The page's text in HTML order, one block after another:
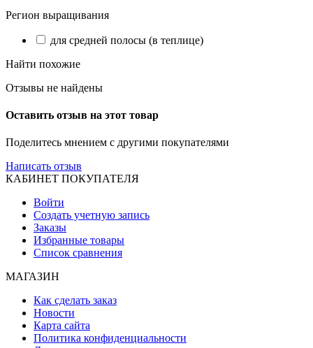
Регион выращивания
для средней полосы (в теплице)
Найти похожие
Отзывы не найдены
Оставить отзыв на этот товар
Поделитесь мнением с другими покупателями
Написать отзыв
КАБИНЕТ ПОКУПАТЕЛЯ
Войти
Создать учетную запись
Заказы
Избранные товары
Список сравнения
МАГАЗИН
Как сделать заказ
Новости
Карта сайта
Политика конфиденциальности